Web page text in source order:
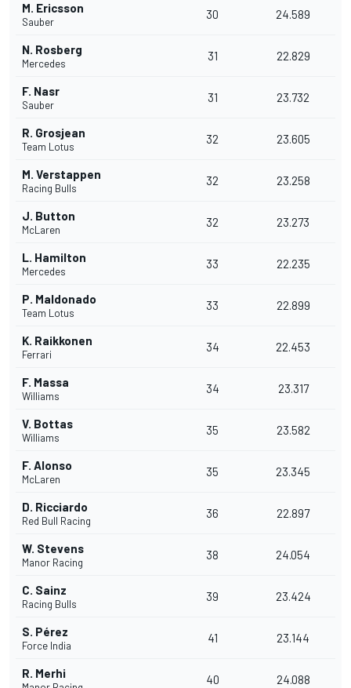
M. Ericsson
Sauber
30 24.589
N. Rosberg
Mercedes
31 22.829
F. Nasr
Sauber
31 23.732
R. Grosjean
Team Lotus
32 23.605
M. Verstappen
Racing Bulls
32 23.258
J. Button
McLaren
32 23.273
L. Hamilton
Mercedes
33 22.235
P. Maldonado
Team Lotus
33 22.899
K. Raikkonen
Ferrari
34 22.453
F. Massa
Williams
34 23.317
V. Bottas
Williams
35 23.582
F. Alonso
McLaren
35 23.345
D. Ricciardo
Red Bull Racing
36 22.897
W. Stevens
Manor Racing
38 24.054
C. Sainz
Racing Bulls
39 23.424
S. Pérez
Force India
41 23.144
R. Merhi 40 24.088